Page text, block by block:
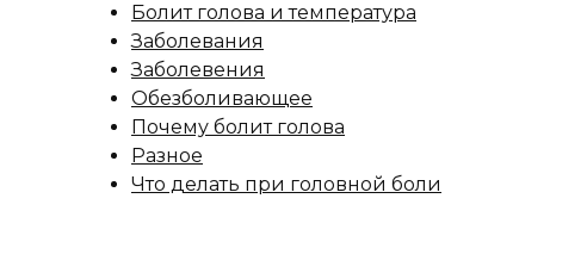
Болит голова и температура
Заболевания
Заболевения
Обезболивающее
Почему болит голова
Разное
Что делать при головной боли